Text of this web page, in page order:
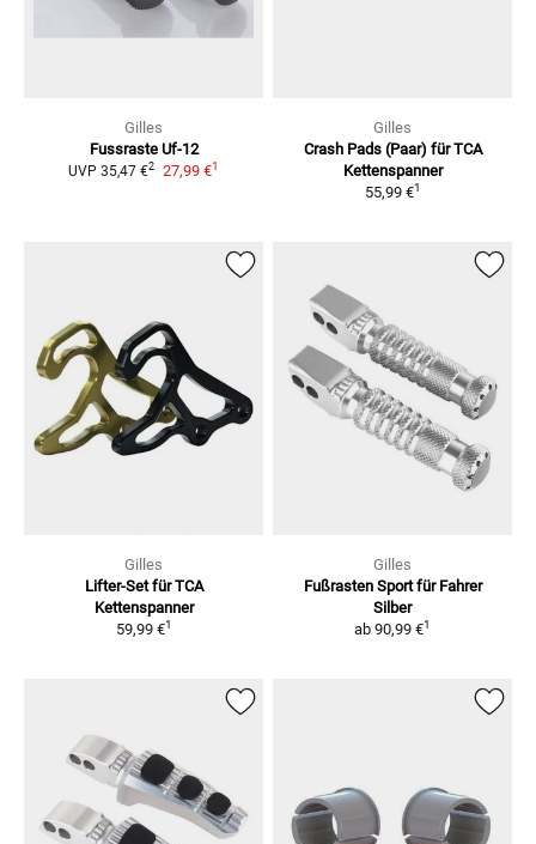
Gilles
Fussraste Uf-12
UVP 35,47 €2 27,99 €1
Gilles
Crash Pads (Paar) für TCA
Kettenspanner
55,99 €1
Gilles
Lifter-Set für TCA
Kettenspanner
59,99 €1
Gilles
Fußrasten Sport für Fahrer
Silber
ab 90,99 €1